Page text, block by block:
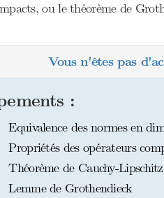
ou le théorème de
Vous n'êtes pas
:
Equivalence des normes en
Propriétés des opérateurs
Théorème de Cauchy-
Lemme de Grothendieck